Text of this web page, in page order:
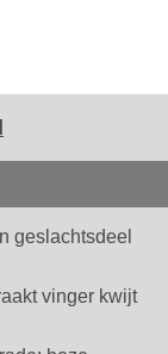
geslachtsdeel
vinger kwijt